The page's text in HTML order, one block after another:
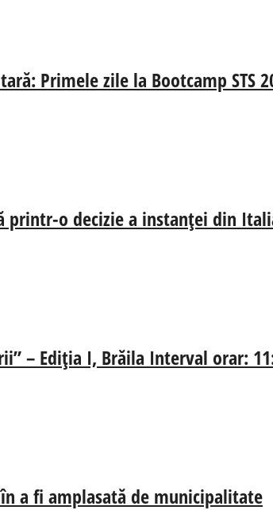
Primele zile la Bootcamp STS
printr-o decizie a instanței din
– Ediția I, Brăila Interval orar:
a fi amplasată de municipalitate